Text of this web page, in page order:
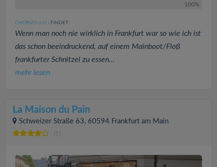
100%
CHORIZO (143 ) FINDET:
Wenn man noch nie wirklich in Frankfurt war so wie ich ist
das schon beeindruckend, auf einem Mainboot/Floß
frankfurter Schnitzel zu essen...
mehr lesen
La Maison du Pain
Schweizer Straße 63, 60594 Frankfurt am Main
(1)